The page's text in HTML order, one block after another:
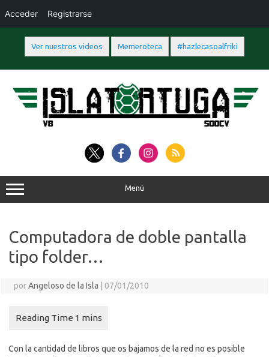
Ver nuestros videos Memeroteca #hazlecasoalfriki
contenido
Menú
Computadora de doble pantalla
tipo folder…
porAngeloso de la Isla 07/01/2010
Con la cantidad de libros que os bajamos de la red no es posible
Acceder Registrarse